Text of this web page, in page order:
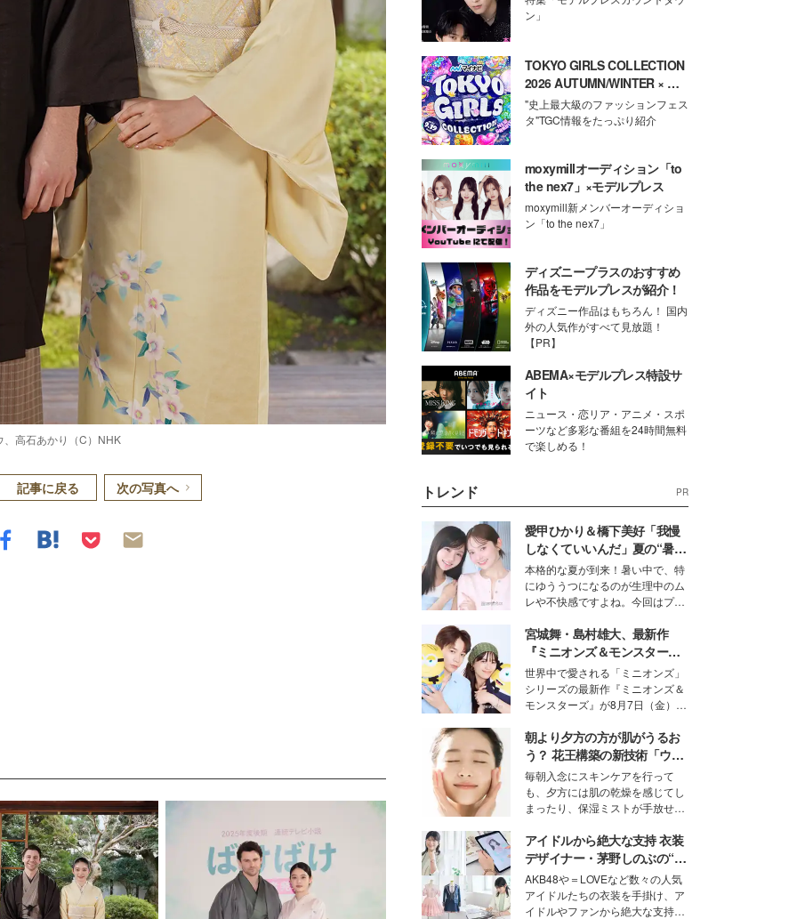
高石あかり（C）NHK
記事に戻る 次の写真へ
ン」
TOKYO GIRLS COLLECTION
2026 AUTUMN/WINTER × モ
デルプレス
"史上最大級のファッションフェス
タ"TGC情報をたっぷり紹介
moxymillオーディション「to
the nex7」×モデルプレス
moxymill新メンバーオーディショ
ン「to the nex7」
ディズニープラスのおすすめ
作品をモデルプレスが紹介！
ディズニー作品はもちろん！ 国内
外の人気作がすべて見放題！
【PR】
ABEMA×モデルプレス特設サ
イト
ニュース・恋リア・アニメ・スポ
ーツなど多彩な番組を24時間無料
で楽しめる！
トレンド PR
愛甲ひかり＆橋下美好「我慢
しなくていいんだ」夏の“暑さ
対策”の新しい選択肢とは？
本格的な夏が到来！暑い中で、特
にゆううつになるのが生理中のム
レや不快感ですよね。今回はプラ
モデル・愛甲ひかりさんと橋下美
好さんを迎えて本音で女子会トー
ク。猛暑のお出かけを快適に過ご
すヒントや、2人が感動した夏の
生理の新常識にも迫りました。
宮城舞・島村雄大、最新作
『ミニオンズ＆モンスター
ズ』の魅力熱弁 ハチャメチャ
だけじゃない“友情と絆”に感
動
世界中で愛される「ミニオンズ」
シリーズの最新作『ミニオンズ＆
モンスターズ』が8月7日（金）に
ニオン好き”という共通点を持つモ
デルの宮城舞と島村雄大の特別対
談をお届け！それぞれの視点か
ら、今作ならではの魅力や予想外
の感動をもたらす奥深いストーリ
ーについて熱く語り合ってもらっ
た。
朝より夕方の方が肌がうるお
う？ 花王構築の新技術「ウォ
ーターキャプチャリングスキ
ン（捕水肌）」がスキンケア
の常識を変える予感
毎朝入念にスキンケアを行って
も、夕方には肌の乾燥を感じてし
まったり、保湿ミストが手放せな
な美容の常識を大きく変える可能
性を秘めた、革新的な「Water
Capturing Skin（ウォーターキャ
プチャリングスキン：捕水肌）」
技術を、花王が構築した。
アイドルから絶大な支持 衣装
デザイナー・茅野しのぶの“可
愛い”を作る美学＜「シチズン
クロスシー」インタビュー＞
AKB48や＝LOVEなど数々の人気
アイドルたちの衣装を手掛け、ア
イドルやファンから絶大な支持を